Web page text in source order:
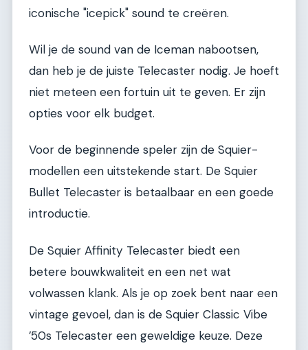
iconische "icepick" sound te creëren.
Wil je de sound van de Iceman nabootsen,
dan heb je de juiste Telecaster nodig. Je hoeft
niet meteen een fortuin uit te geven. Er zijn
opties voor elk budget.
Voor de beginnende speler zijn de Squier-
modellen een uitstekende start. De Squier
Bullet Telecaster is betaalbaar en een goede
introductie.
De Squier Affinity Telecaster biedt een
betere bouwkwaliteit en een net wat
volwassen klank. Als je op zoek bent naar een
vintage gevoel, dan is de Squier Classic Vibe
’50s Telecaster een geweldige keuze. Deze